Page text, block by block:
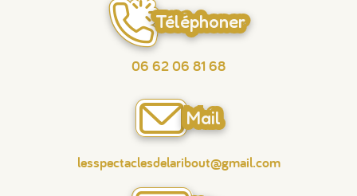
Téléphoner
06 62 06 81 68
Mail
lesspectaclesdelaribout@gmail.com